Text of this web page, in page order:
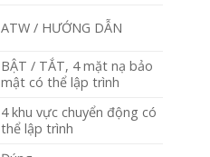
ATW / HƯỚNG DẪN
BẬT / TẮT, 4 mặt nạ bảo
mật có thể lập trình
4 khu vực chuyển động có
thể lập trình